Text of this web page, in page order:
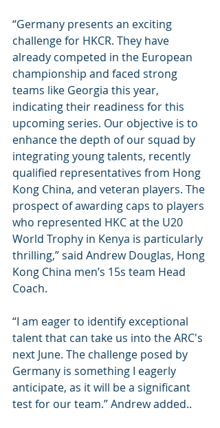
“Germany presents an exciting
challenge for HKCR. They have
already competed in the European
championship and faced strong
teams like Georgia this year,
indicating their readiness for this
upcoming series. Our objective is to
enhance the depth of our squad by
integrating young talents, recently
qualified representatives from Hong
Kong China, and veteran players. The
prospect of awarding caps to players
who represented HKC at the U20
World Trophy in Kenya is particularly
thrilling,” said Andrew Douglas, Hong
Kong China men’s 15s team Head
Coach.
“I am eager to identify exceptional
talent that can take us into the ARC's
next June. The challenge posed by
Germany is something I eagerly
anticipate, as it will be a significant
test for our team.” Andrew added..